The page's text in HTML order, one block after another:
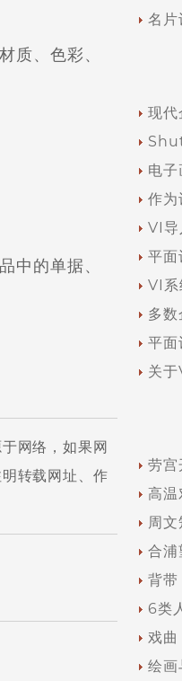
、色彩、
的单据、
网络，如果网
转载网址、作
名片
现代
电
作为
VI导
平面
VI系
多
平面
关
劳宫
高温
周文
合浦
背带
6类
戏曲
绘画